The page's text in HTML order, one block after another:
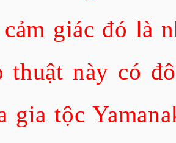
cảm giác đó là
thuật này có
gia tộc